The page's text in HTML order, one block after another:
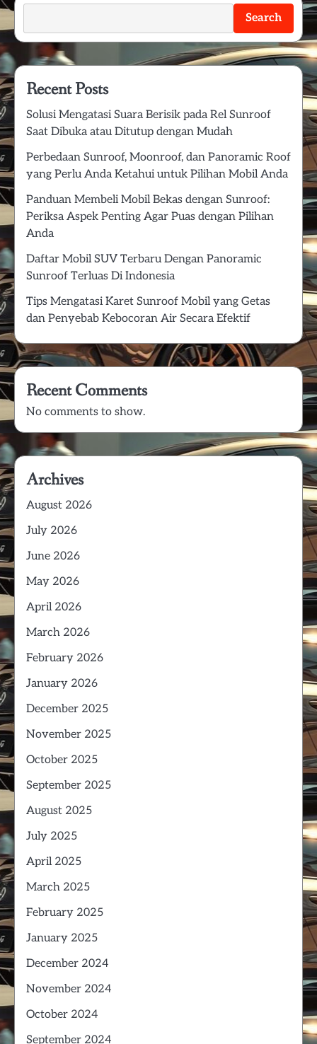
Search
Recent Posts
Solusi Mengatasi Suara Berisik pada Rel Sunroof
Saat Dibuka atau Ditutup dengan Mudah
Perbedaan Sunroof, Moonroof, dan Panoramic Roof
yang Perlu Anda Ketahui untuk Pilihan Mobil Anda
Panduan Membeli Mobil Bekas dengan Sunroof:
Periksa Aspek Penting Agar Puas dengan Pilihan
Anda
Daftar Mobil SUV Terbaru Dengan Panoramic
Sunroof Terluas Di Indonesia
Tips Mengatasi Karet Sunroof Mobil yang Getas
dan Penyebab Kebocoran Air Secara Efektif
Recent Comments
No comments to show.
Archives
August 2026
July 2026
June 2026
May 2026
April 2026
March 2026
February 2026
January 2026
December 2025
November 2025
October 2025
September 2025
August 2025
July 2025
April 2025
March 2025
February 2025
January 2025
December 2024
November 2024
October 2024
September 2024